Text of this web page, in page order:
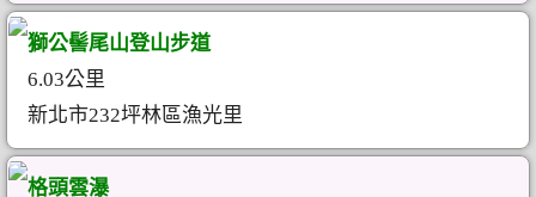
獅公髻尾山登山步道
6.03公里
新北市232坪林區漁光里
格頭雲瀑